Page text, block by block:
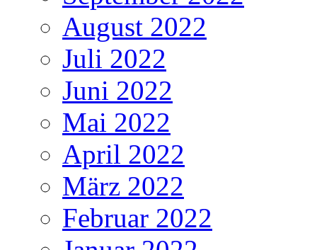
August 2022
Juli 2022
Juni 2022
Mai 2022
April 2022
März 2022
Februar 2022